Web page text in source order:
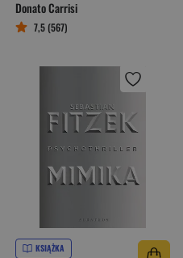
Donato Carrisi
7,5 (567)
KSIĄŻKA